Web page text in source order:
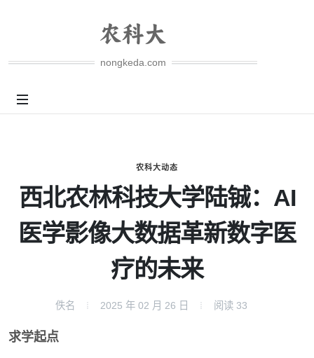
nongkeda.com
农科大动态
西北农林科技大学陆铖：AI
医学影像大数据革新数字医
疗的未来
佚名 2025 年 02 月 26 日 阅读 33
求学起点